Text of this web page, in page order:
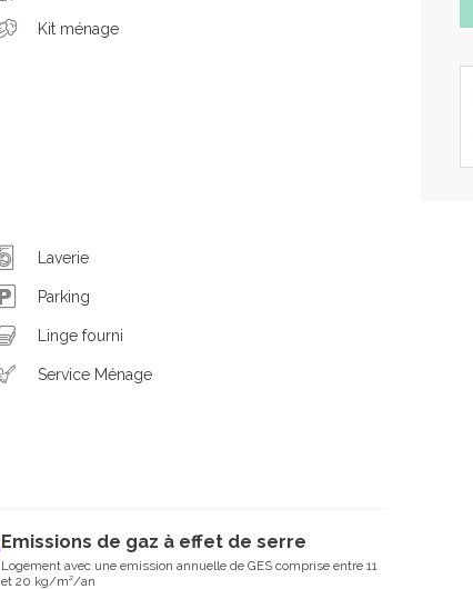
Kit ménage
Laverie
Parking
Linge fourni
Service Ménage
Emissions de gaz à effet de serre
Logement avec une emission annuelle de GES comprise entre 11
et 20 kg/m²/an